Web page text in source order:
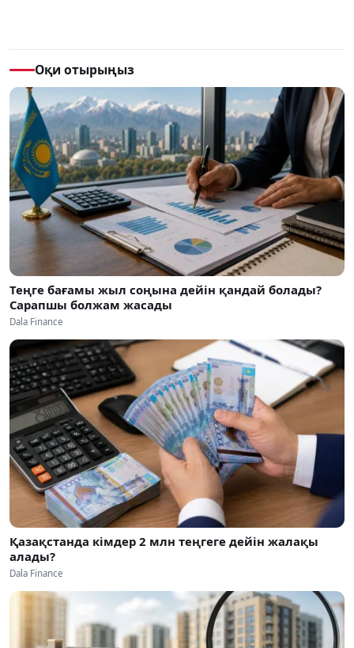
Оқи отырыңыз
Теңге бағамы жыл соңына дейін қандай болады?
Сарапшы болжам жасады
Dala Finance
Қазақстанда кімдер 2 млн теңгеге дейін жалақы
алады?
Dala Finance